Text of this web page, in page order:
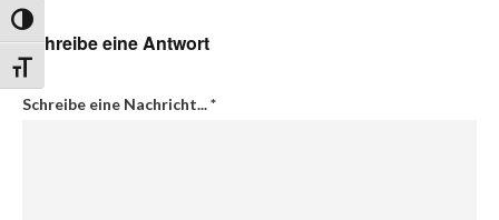
Umschalten auf hohe Kontraste
Schrift vergrößern
Schreibe eine Antwort
Schreibe eine Nachricht...*